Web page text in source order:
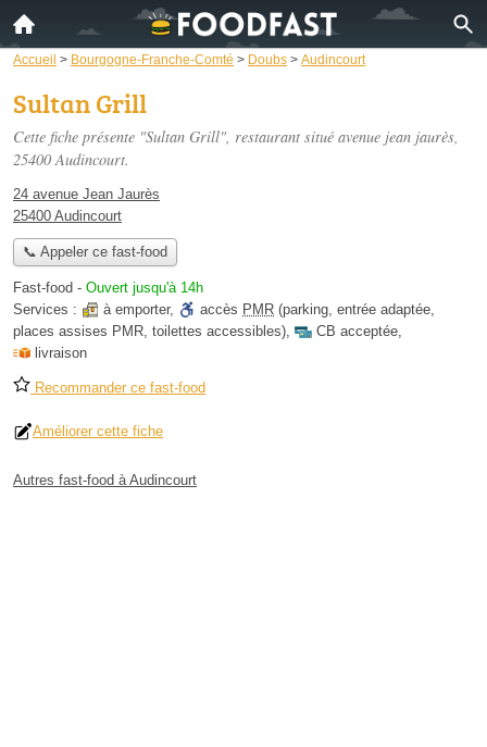
Accueil > Bourgogne-Franche-Comté > Doubs > Audincourt
Sultan Grill
Cette fiche présente "Sultan Grill", restaurant situé avenue jean jaurès,
25400 Audincourt.
24 avenue Jean Jaurès
25400 Audincourt
📞 Appeler ce fast-food
Fast-food - Ouvert jusqu'à 14h
Services :
à emporter, accès PMR (parking, entrée adaptée,
places assises PMR, toilettes accessibles), CB acceptée,
livraison
Recommander ce fast-food
Améliorer cette fiche
Autres fast-food à Audincourt